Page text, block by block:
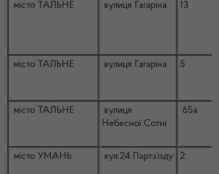
місто ТАЛЬНЕ вулиця Гагаріна 13
місто ТАЛЬНЕ вулиця Гагаріна 5
місто ТАЛЬНЕ
вулиця
Небесної Сотні
65а
місто УМАНЬ вул.24 Партз’їзду 2